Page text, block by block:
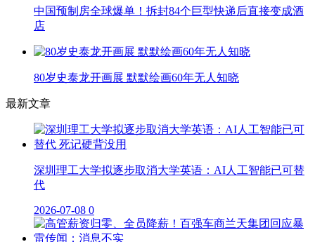
中国预制房全球爆单！拆封84个巨型快递后直接变成酒
店
80岁史泰龙开画展 默默绘画60年无人知晓
最新文章
深圳理工大学拟逐步取消大学英语：AI人工智能已可替
代
2026-07-08 0